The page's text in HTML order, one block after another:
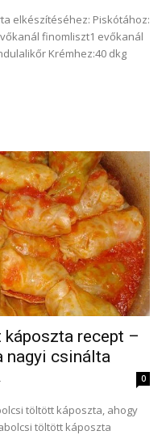
elkészítéséhez: Piskótához:
finomliszt1 evőkanál
recept –
nagyi csinálta
0
töltött káposzta, ahogy
töltött káposzta